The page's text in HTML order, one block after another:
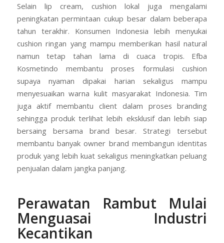
Selain lip cream, cushion lokal juga mengalami
peningkatan permintaan cukup besar dalam beberapa
tahun terakhir. Konsumen Indonesia lebih menyukai
cushion ringan yang mampu memberikan hasil natural
namun tetap tahan lama di cuaca tropis. Efba
Kosmetindo membantu proses formulasi cushion
supaya nyaman dipakai harian sekaligus mampu
menyesuaikan warna kulit masyarakat Indonesia. Tim
juga aktif membantu client dalam proses branding
sehingga produk terlihat lebih eksklusif dan lebih siap
bersaing bersama brand besar. Strategi tersebut
membantu banyak owner brand membangun identitas
produk yang lebih kuat sekaligus meningkatkan peluang
penjualan dalam jangka panjang.
Perawatan Rambut Mulai
Menguasai Industri
Kecantikan